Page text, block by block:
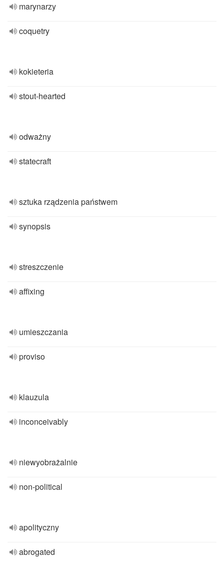
marynarzy
coquetry
kokieteria
stout-hearted
odważny
statecraft
sztuka rządzenia państwem
synopsis
streszczenie
affixing
umieszczania
proviso
klauzula
inconceivably
niewyobrażalnie
non-political
apolityczny
abrogated